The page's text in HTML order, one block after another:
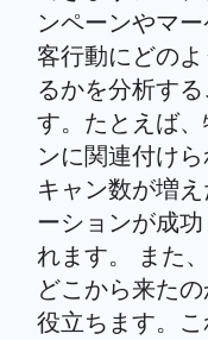
ンペーンやマ
客行動にどの
るかを分析す
す。たとえば
ンに関連付け
キャン数が増
ーションが成
れます。 また
どこから来た
役立ちます。